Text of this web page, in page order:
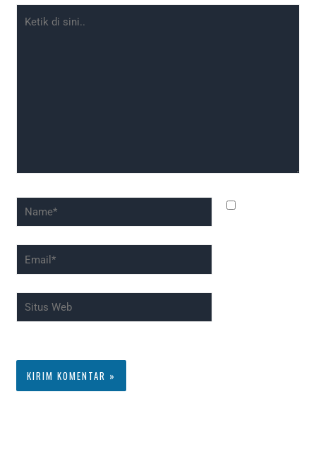
Name*
Email*
Situs
Web